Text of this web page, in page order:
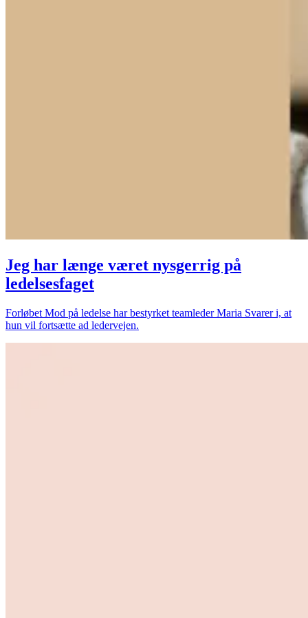
Jeg har længe været nysgerrig på
ledelsesfaget
Forløbet Mod på ledelse har bestyrket teamleder Maria Svarer i, at
hun vil fortsætte ad ledervejen.